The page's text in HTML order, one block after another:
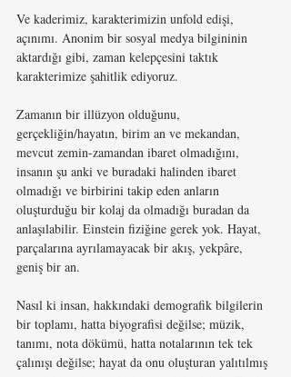
Ve kaderimiz, karakterimizin unfold edişi,
açınımı. Anonim bir sosyal medya bilgininin
aktardığı gibi, zaman kelepçesini taktık
karakterimize şahitlik ediyoruz.
Zamanın bir illüzyon olduğunu,
gerçekliğin/hayatın, birim an ve mekandan,
mevcut zemin-zamandan ibaret olmadığını,
insanın şu anki ve buradaki halinden ibaret
olmadığı ve birbirini takip eden anların
oluşturduğu bir kolaj da olmadığı buradan da
anlaşılabilir. Einstein fiziğine gerek yok. Hayat,
parçalarına ayrılamayacak bir akış, yekpâre,
geniş bir an.
Nasıl ki insan, hakkındaki demografik bilgilerin
bir toplamı, hatta biyografisi değilse; müzik,
tanımı, nota dökümü, hatta notalarının tek tek
çalınışı değilse; hayat da onu oluşturan yalıtılmış